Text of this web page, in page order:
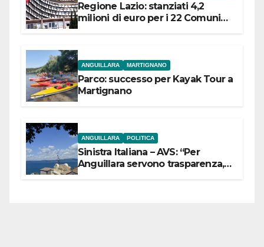
Regione Lazio: stanziati 4,2
milioni di euro per i 22 Comuni
ANGUILLARA MARTIGNANO
Parco: successo per Kayak Tour a
Martignano
ANGUILLARA POLITICA
Sinistra Italiana – AVS: “Per
Anguillara servono trasparenza,